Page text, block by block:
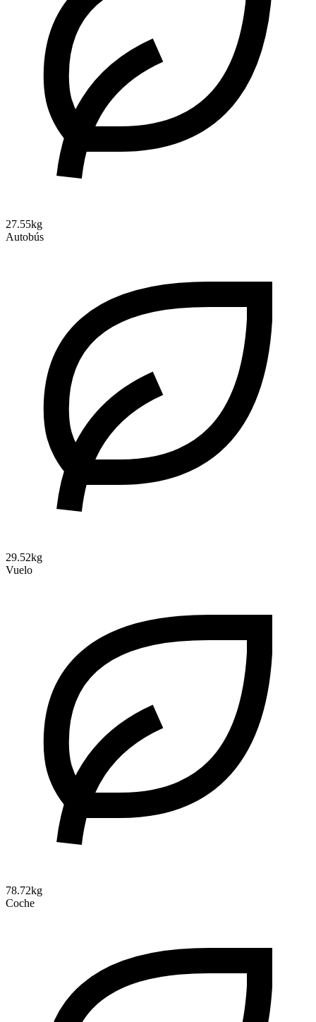
27.55kg
Autobús
29.52kg
Vuelo
78.72kg
Coche